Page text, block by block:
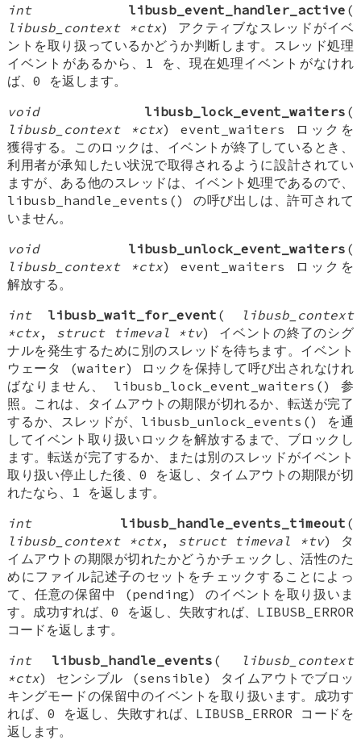
int
libusb_event_handler_active (
libusb_context *ctx) アクティブなスレッドがイベ
ントを取り扱っているかどうか判断します。スレッド処理
イベントがあるから、1 を、現在処理イベントがなけれ
ば、0 を返します。
void
libusb_lock_event_waiters (
libusb_context *ctx) event_waiters ロックを
獲得する。このロックは、イベントが終了しているとき、
利用者が承知したい状況で取得されるように設計されてい
ますが、ある他のスレッドは、イベント処理であるので、
libusb_handle_events() の呼び出しは、許可されて
いません。
void
libusb_unlock_event_waiters (
libusb_context *ctx) event_waiters ロックを
解放する。
int
libusb_wait_for_event (
libusb_context
*ctx, struct timeval *tv) イベントの終了のシグ
ナルを発生するために別のスレッドを待ちます。イベント
ウェータ (waiter) ロックを保持して呼び出されなけれ
ばなりません、 libusb_lock_event_waiters() 参
照。これは、タイムアウトの期限が切れるか、転送が完了
するか、スレッドが、libusb_unlock_events() を通
してイベント取り扱いロックを解放するまで、ブロックし
ます。転送が完了するか、または別のスレッドがイベント
取り扱い停止した後、0 を返し、タイムアウトの期限が切
れたなら、1 を返します。
int
libusb_handle_events_timeout (
libusb_context *ctx, struct timeval *tv) タ
イムアウトの期限が切れたかどうかチェックし、活性のた
めにファイル記述子のセットをチェックすることによっ
て、任意の保留中 (pending) のイベントを取り扱いま
す。成功すれば、0 を返し、失敗すれば、LIBUSB_ERROR
コードを返します。
int
libusb_handle_events (
libusb_context
*ctx) センシブル (sensible) タイムアウトでブロッ
キングモードの保留中のイベントを取り扱います。成功す
れば、0 を返し、失敗すれば、LIBUSB_ERROR コードを
返します。